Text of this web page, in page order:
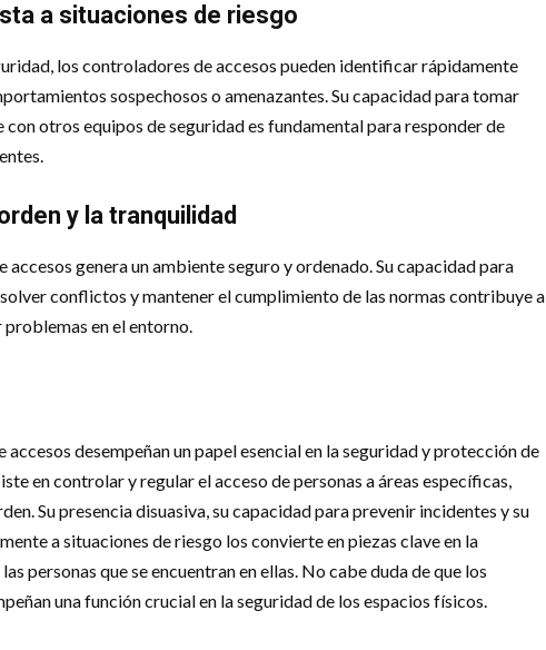
a situaciones de riesgo
los controladores de accesos pueden identificar rápidamente
sospechosos o amenazantes. Su capacidad para tomar
otros equipos de seguridad es fundamental para responder de
y la tranquilidad
accesos genera un ambiente seguro y ordenado. Su capacidad para
conflictos y mantener el cumplimiento de las normas contribuye a
en el entorno.
accesos desempeñan un papel esencial en la seguridad y protección de
en controlar y regular el acceso de personas a áreas específicas,
Su presencia disuasiva, su capacidad para prevenir incidentes y su
a situaciones de riesgo los convierte en piezas clave en la
personas que se encuentran en ellas. No cabe duda de que los
una función crucial en la seguridad de los espacios físicos.